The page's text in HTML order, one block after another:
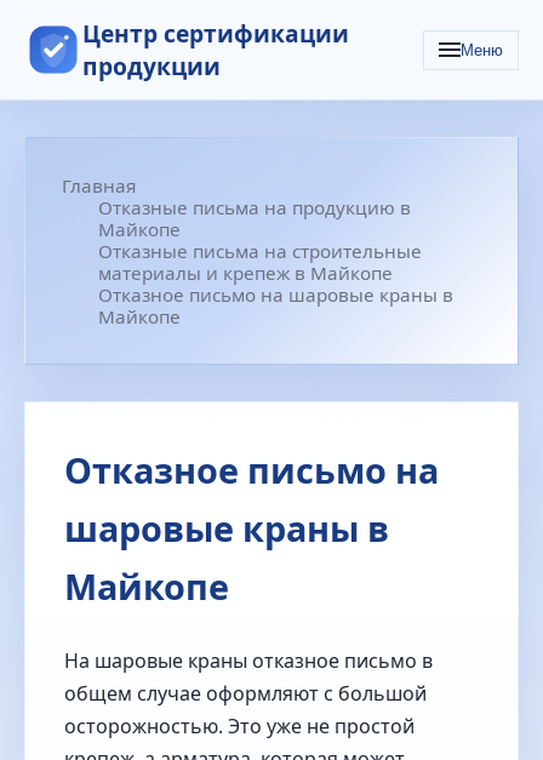
Центр сертификации
продукции
Меню
Главная
Отказные письма на продукцию в
Майкопе
Отказные письма на строительные
материалы и крепеж в Майкопе
Отказное письмо на шаровые краны в
Майкопе
Отказное письмо на
шаровые краны в
Майкопе
На шаровые краны отказное письмо в
общем случае оформляют с большой
осторожностью. Это уже не простой